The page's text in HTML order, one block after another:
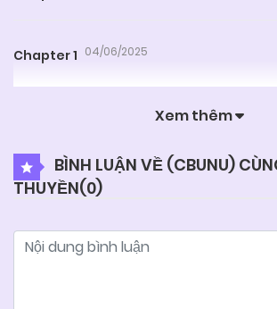
Chapter 1 04/06/2025
Xem thêm
BÌNH LUẬN VỀ (CBUNU)
THUYỀN(0)